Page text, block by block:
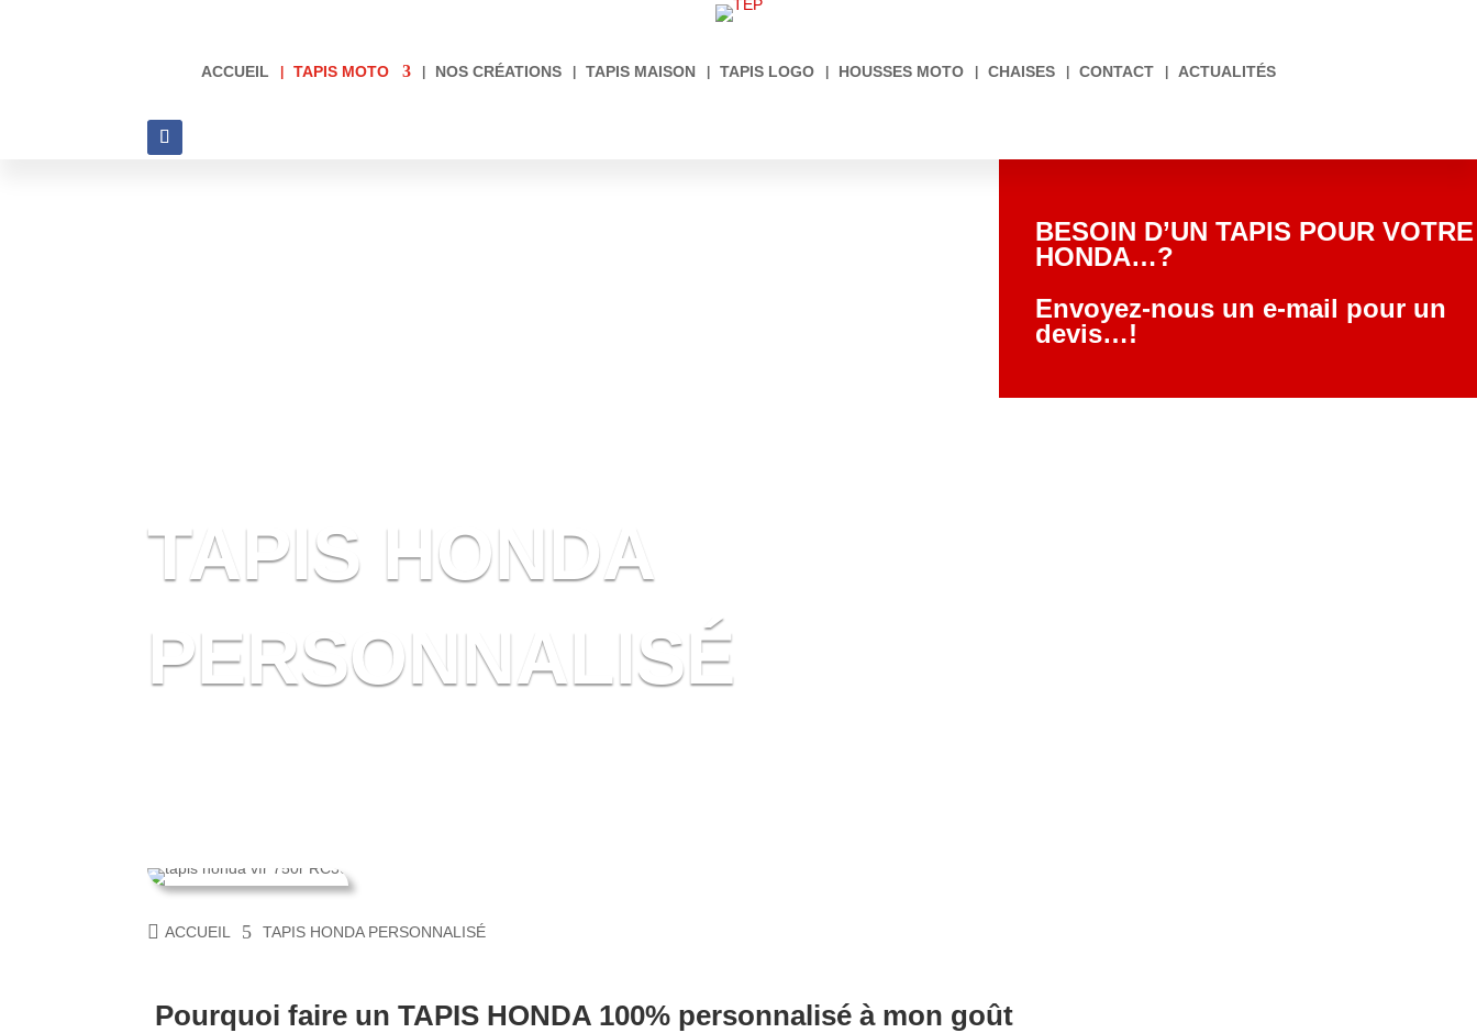
ACCUEIL TAPIS MOTO NOS CRÉATIONS TAPIS MAISON TAPIS LOGO HOUSSES MOTO CHAISES CONTACT ACTUALITÉS
BESOIN D’UN TAPIS POUR VOTRE
HONDA…?
Envoyez-nous un e-mail pour un
devis…!
TAPIS HONDA
PERSONNALISÉ
ACCUEIL TAPIS HONDA PERSONNALISÉ
Pourquoi faire un TAPIS HONDA 100% personnalisé à mon goût